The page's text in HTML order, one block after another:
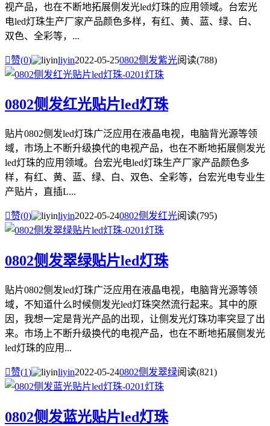
视产品，也在不断地拓展侧发光led灯珠的应用领域。台宏光
电led灯珠生产厂家产品颜色多样，有红、黄、蓝、绿、白、
双色、全彩等，...
赞(0) liyin2022-05-250802侧发紫光阅读(788)
0802侧发红光贴片led灯珠
贴片0802侧发led灯珠广泛应用在液晶电视，电脑背光源等领
域，市场上不断升级换代的电视产品，也在不断地拓展侧发光
led灯珠的应用领域。台宏光电led灯珠生产厂家产品颜色多
样，有红、黄、蓝、绿、白、双色、全彩等，台宏光电专业生
产贴片，直插L...
赞(0) liyin2022-05-240802侧发红光阅读(795)
0802侧发翠绿贴片led灯珠
贴片0802侧发led灯珠广泛应用在液晶电视，电脑背光源等领
域，不知道什么时候侧发光led灯珠突然流行起来。其中的原
因，我想一定是背光产品的出现，让侧发光灯珠功率突显了出
来。市场上不断升级换代的电视产品，也在不断地拓展侧发光
led灯珠的应用...
赞(1) liyin2022-05-240802侧发翠绿阅读(821)
0802侧发蓝光贴片led灯珠